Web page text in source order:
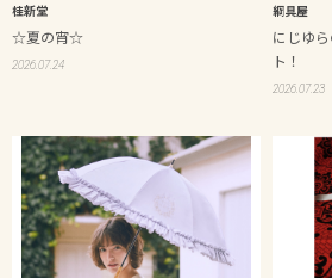
桂新堂
☆夏の宵☆
2026.07.24
綱具屋
にじゆ
ト！
2026.07.23